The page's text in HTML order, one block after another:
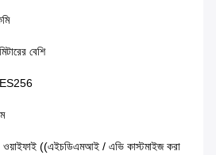
বেশি
((এইচডিএমআই / এভি কাস্টমাইজ করা